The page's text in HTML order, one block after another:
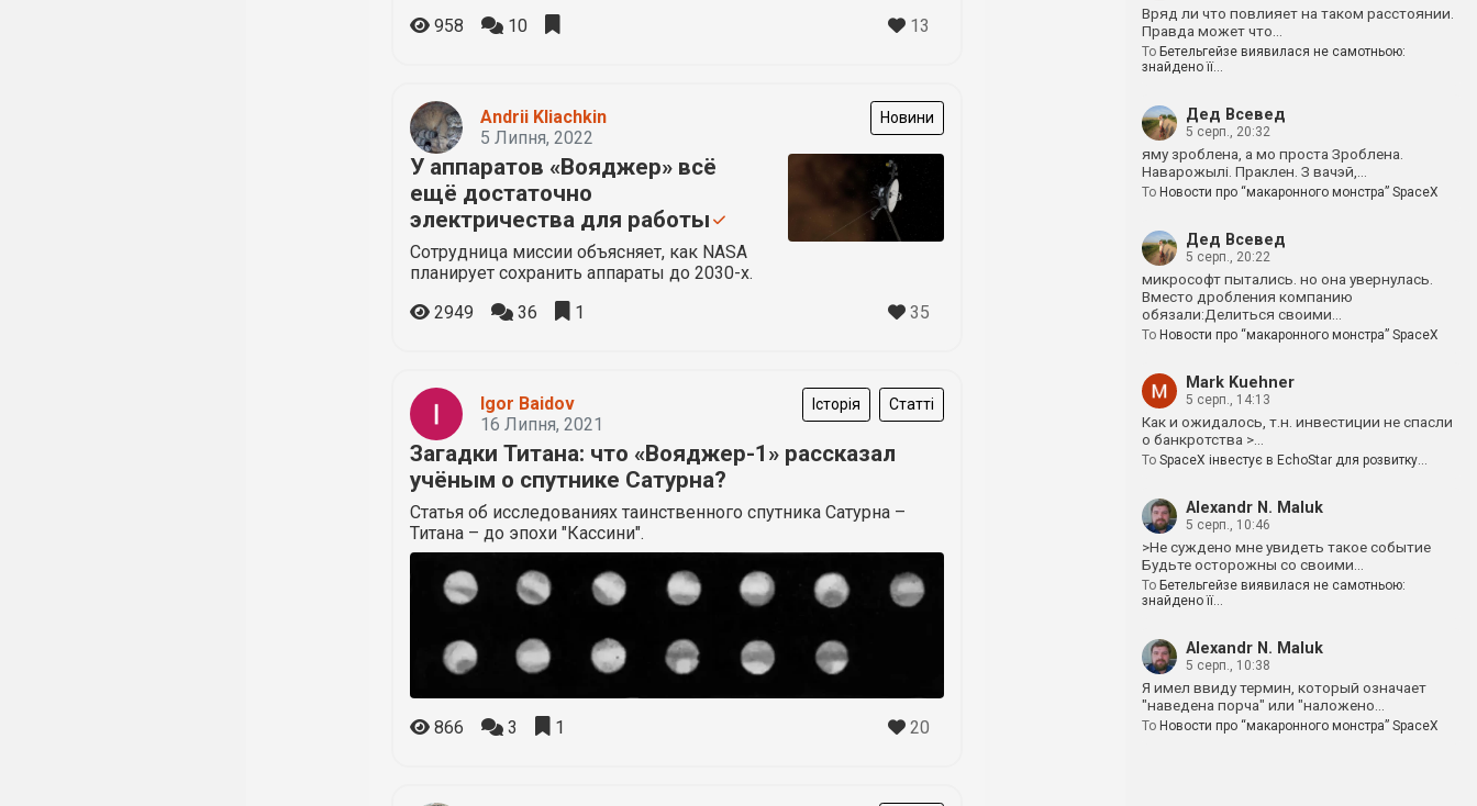
958
10 13
Andrii Kliachkin
5 Липня, 2022
Новини
У аппаратов «Вояджер» всё
ещё достаточно
электричества для работы
Сотрудница миссии объясняет, как NASA
планирует сохранить аппараты до 2030-х.
2949
36 1 35
Igor Baidov
16 Липня, 2021
Історія Статті
Загадки Титана: что «Вояджер-1» рассказал
учёным о спутнике Сатурна?
Статья об исследованиях таинственного спутника Сатурна –
Титана – до эпохи "Кассини".
866 3 1 20
Вряд ли что повлияет на таком расстоянии.
Правда может что…
To Бетельгейзе виявилася не самотньою:
знайдено її…
Дед Всевед
5 серп., 20:32
яму зроблена, а мо проста Зроблена.
Наварожылі. Праклен. З вачэй,…
To Новости про “макаронного монстра” SpaceX
Дед Всевед
5 серп., 20:22
микрософт пытались. но она увернулась.
Вместо дробления компанию
обязали:Делиться своими…
To Новости про “макаронного монстра” SpaceX
Mark Kuehner
5 серп., 14:13
Как и ожидалось, т.н. инвестиции не спасли
о банкротства >…
To SpaceX інвестує в EchoStar для розвитку…
Alexandr N. Maluk
5 серп., 10:46
>Не суждено мне увидеть такое событие
Будьте осторожны со своими…
To Бетельгейзе виявилася не самотньою:
знайдено її…
Alexandr N. Maluk
5 серп., 10:38
Я имел ввиду термин, который означает
"наведена порча" или "наложено…
To Новости про “макаронного монстра” SpaceX